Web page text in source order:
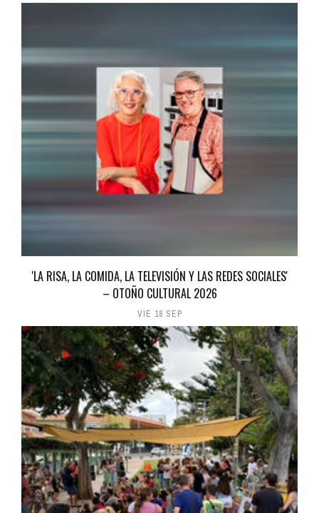
'LA RISA, LA COMIDA, LA TELEVISIÓN Y LAS REDES SOCIALES'
– OTOÑO CULTURAL 2026
VIE 18 SEP